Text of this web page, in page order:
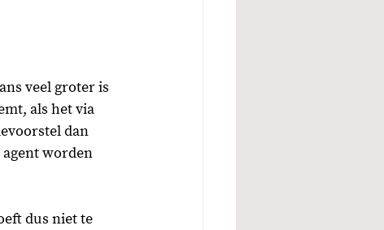
veel groter is
als het via
dan
worden
dus niet te